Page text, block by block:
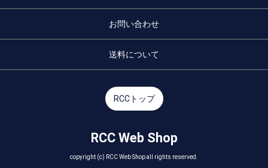
お問い合わせ
送料について
RCCトップ
RCC Web Shop
copyright (c) RCC Web Shop all rights reserved.